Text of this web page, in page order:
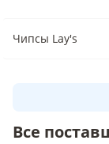
Чипсы Lay's
Все